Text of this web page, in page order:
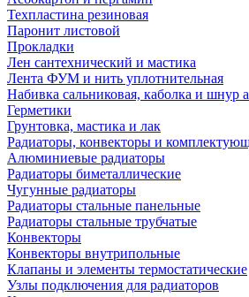
Техпластина резиновая
Паронит листовой
Прокладки
Лен сантехнический и мастика
Лента ФУМ и нить уплотнительная
Набивка сальниковая, каболка и шнур
Герметики
Грунтовка, мастика и лак
Радиаторы, конвекторы и
Алюминиевые радиаторы
Радиаторы биметаллические
Чугунные радиаторы
Радиаторы стальные панельные
Радиаторы стальные трубчатые
Конвекторы
Конвекторы внутрипольные
Клапаны и элементы термостатические
Узлы подключения для радиаторов